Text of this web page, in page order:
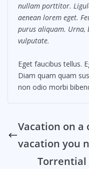
nullam porttitor.
aenean lorem eget.
purus aliquam. Urna,
vulputate.
Eget faucibus tellus.
Diam quam quam
non odio morbi
Vacation on a
vacation you
Torrential